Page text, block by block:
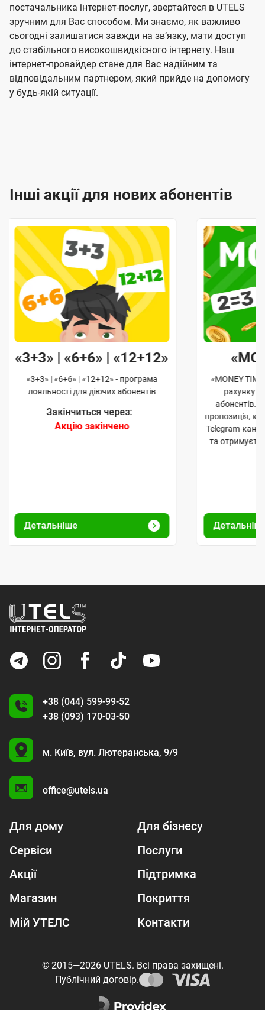
постачальника інтернет-послуг, звертайтеся в UTELS
зручним для Вас способом. Ми знаємо, як важливо
сьогодні залишатися завжди на звʼязку, мати доступ
до стабільного високошвидкісного інтернету. Наш
інтернет-провайдер стане для Вас надійним та
відповідальним партнером, який прийде на допомогу
у будь-якій ситуації.
Інші акції для нових абонентів
«3+3» | «6+6» | «12+12»
«3+3» | «6+6» | «12+12» - програма
лояльності для діючих абонентів
Закінчиться через:
Акцію закінчено
Детальніше
«MONEY
рахунку
абонентів.
пропозиція,
Telegram-
та
+38 (044) 599-99-52
+38 (093) 170-03-50
U
м. Київ, вул. Лютеранська, 9/9
office@utels.ua
Для дому
Для бізнесу
Сервіси
Послуги
Акції
Підтримка
Магазин
Покриття
Мій УТЕЛС
Контакти
© 2015—2026 UTELS. Всі права захищені.
Публічний договір.